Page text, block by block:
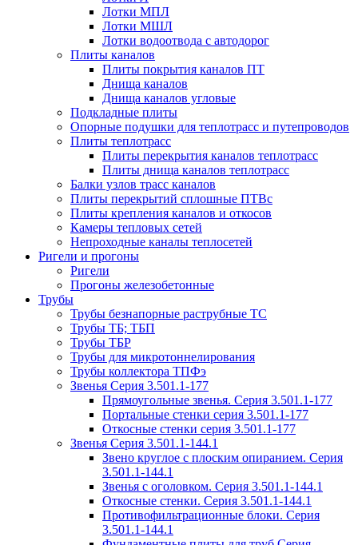
Лотки МПЛ
Лотки МШЛ
Лотки водоотвода с автодорог
Плиты каналов
Плиты покрытия каналов ПТ
Днища каналов
Днища каналов угловые
Подкладные плиты
Опорные подушки для теплотрасс и путепроводов
Плиты теплотрасс
Плиты перекрытия каналов теплотрасс
Плиты днища каналов теплотрасс
Балки узлов трасс каналов
Плиты перекрытий сплошные ПТВс
Плиты крепления каналов и откосов
Камеры тепловых сетей
Непроходные каналы теплосетей
Ригели и прогоны
Ригели
Прогоны железобетонные
Трубы
Трубы безнапорные раструбные ТС
Трубы ТБ; ТБП
Трубы ТБР
Трубы для микротоннелирования
Трубы коллектора ТПФэ
Звенья Серия 3.501.1-177
Прямоугольные звенья. Серия 3.501.1-177
Портальные стенки серия 3.501.1-177
Откосные стенки серия 3.501.1-177
Звенья Серия 3.501.1-144.1
Звено круглое с плоским опиранием. Серия
3.501.1-144.1
Звенья с оголовком. Серия 3.501.1-144.1
Откосные стенки. Серия 3.501.1-144.1
Противофильтрационные блоки. Серия
3.501.1-144.1